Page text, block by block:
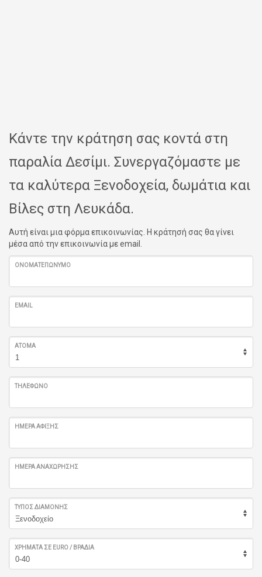
Κάντε την κράτηση σας κοντά στη
παραλία Δεσίμι. Συνεργαζόμαστε με
τα καλύτερα Ξενοδοχεία, δωμάτια και
Βίλες στη Λευκάδα.
Αυτή είναι μια φόρμα επικοινωνίας. Η κράτησή σας θα γίνει
μέσα από την επικοινωνία με email.
ΟΝΟΜΑΤΕΠΏΝΥΜΟ
EMAIL
ΆΤΟΜΑ
ΤΗΛΈΦΩΝΟ
ΗΜΈΡΑ ΆΦΙΞΗΣ
ΗΜΈΡΑ ΑΝΑΧΏΡΗΣΗΣ
ΤΎΠΟΣ ΔΙΑΜΟΝΉΣ
ΧΡΉΜΑΤΑ ΣΕ EURO / ΒΡΑΔΙΆ